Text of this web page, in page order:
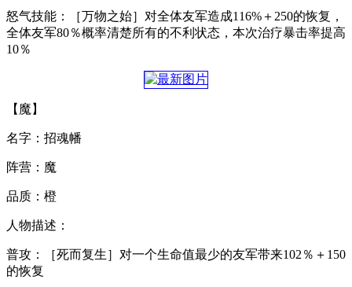
怒气技能：［万物之始］对全体友军造成116%＋250的恢复，
全体友军80％概率清楚所有的不利状态，本次治疗暴击率提高
10％
【魔】
名字：招魂幡
阵营：魔
品质：橙
人物描述：
普攻：［死而复生］对一个生命值最少的友军带来102％＋150
的恢复